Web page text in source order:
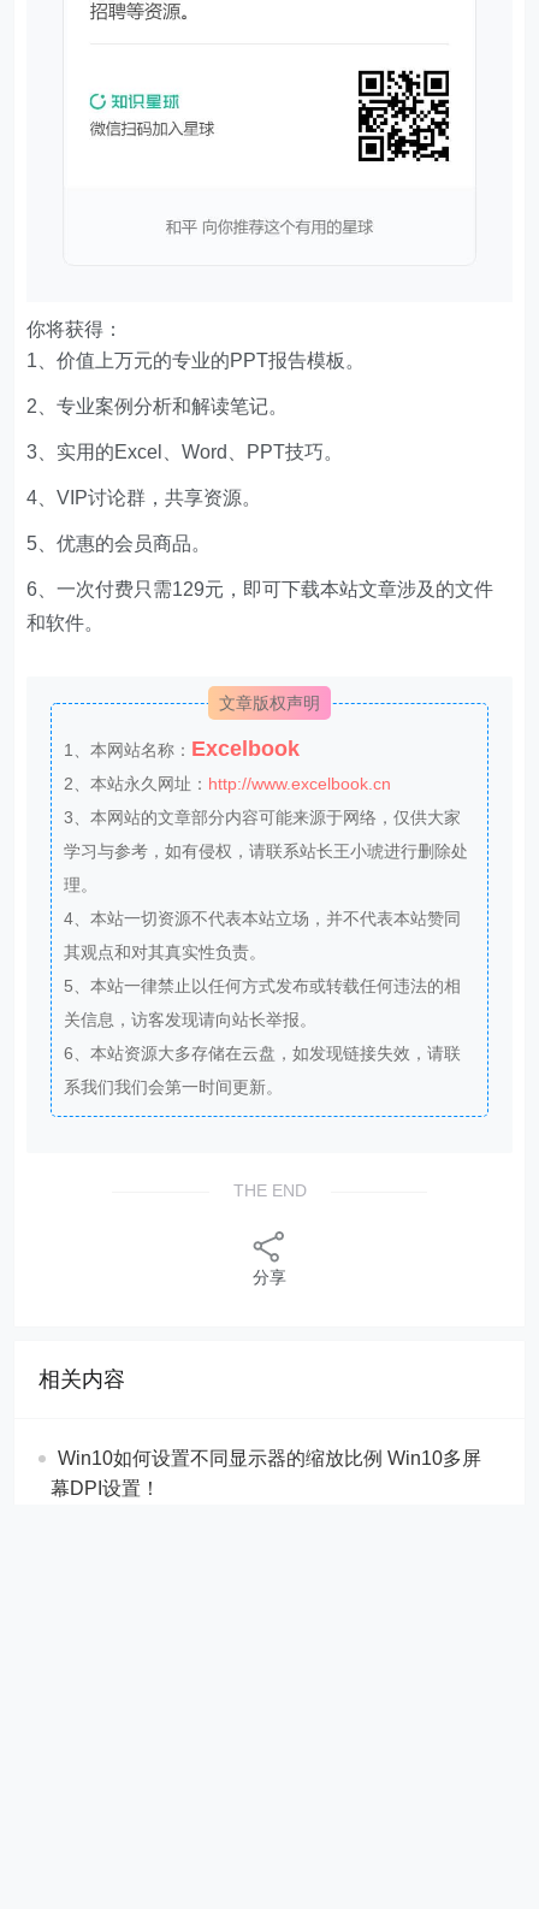
你将获得：
1、价值上万元的专业的PPT报告模板。
2、专业案例分析和解读笔记。
3、实用的Excel、Word、PPT技巧。
4、VIP讨论群，共享资源。
5、优惠的会员商品。
6、一次付费只需129元，即可下载本站文章涉及的文件
和软件。
文章版权声明
1、本网站名称： Excelbook
2、本站永久网址： http://www.excelbook.cn
3、本网站的文章部分内容可能来源于网络，仅供大家
学习与参考，如有侵权，请联系站长王小琥进行删除处
理。
4、本站一切资源不代表本站立场，并不代表本站赞同
其观点和对其真实性负责。
5、本站一律禁止以任何方式发布或转载任何违法的相
关信息，访客发现请向站长举报。
6、本站资源大多存储在云盘，如发现链接失效，请联
系我们我们会第一时间更新。
THE END
分享
相关内容
Win10如何设置不同显示器的缩放比例 Win10多屏
幕DPI设置！